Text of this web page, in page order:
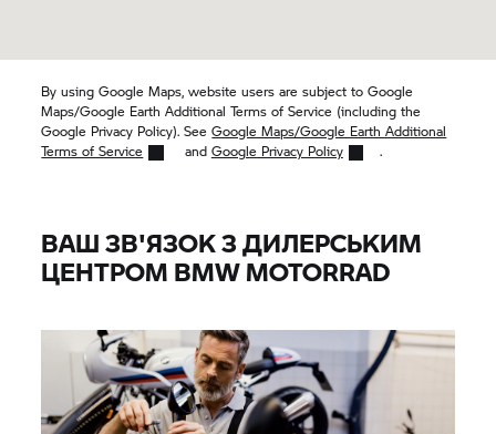
By using Google Maps, website users are subject to Google
Maps/Google Earth Additional Terms of Service (including the
Google Privacy Policy). SeeGoogle Maps/Google Earth Additional
Terms of Service
and Google Privacy Policy .
ВАШ ЗВ'ЯЗОК З ДИЛЕРСЬКИМ
ЦЕНТРОМ BMW MOTORRAD